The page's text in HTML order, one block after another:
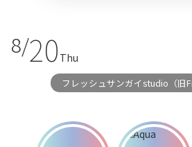
8/20 Thu
フレッシュサンガイstudio（旧